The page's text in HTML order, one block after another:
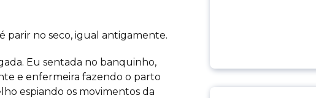
parir no seco, igual antigamente.
Eu sentada no banquinho,
e enfermeira fazendo o parto
espiando os movimentos da